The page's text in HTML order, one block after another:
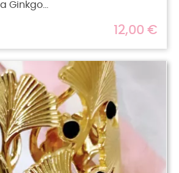
Ginkgo...
12,00 €